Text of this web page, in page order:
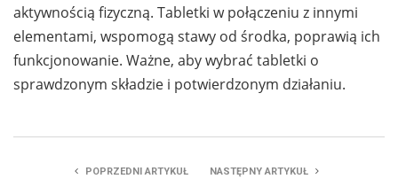
aktywnością fizyczną. Tabletki w połączeniu z innymi
elementami, wspomogą stawy od środka, poprawią ich
funkcjonowanie. Ważne, aby wybrać tabletki o
sprawdzonym składzie i potwierdzonym działaniu.
POPRZEDNI ARTYKUŁ NASTĘPNY ARTYKUŁ